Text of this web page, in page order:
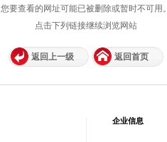
您要查看的网址可能已被删除或暂时不可用。
点击下列链接继续浏览网站
返回上一级 返回首页
企业信息